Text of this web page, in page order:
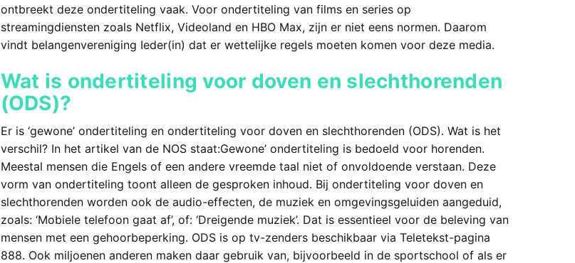
ontbreekt deze ondertiteling vaak. Voor ondertiteling van films en series op
streamingdiensten zoals Netflix, Videoland en HBO Max, zijn er niet eens normen. Daarom
vindt belangenvereniging Ieder(in) dat er wettelijke regels moeten komen voor deze media.
Wat is ondertiteling voor doven en slechthorenden
(ODS)?
Er is ‘gewone’ ondertiteling en ondertiteling voor doven en slechthorenden (ODS). Wat is het
verschil? In het artikel van de NOS staat:Gewone’ ondertiteling is bedoeld voor horenden.
Meestal mensen die Engels of een andere vreemde taal niet of onvoldoende verstaan. Deze
vorm van ondertiteling toont alleen de gesproken inhoud. Bij ondertiteling voor doven en
slechthorenden worden ook de audio-effecten, de muziek en omgevingsgeluiden aangeduid,
zoals: ‘Mobiele telefoon gaat af’, of: ‘Dreigende muziek’. Dat is essentieel voor de beleving van
mensen met een gehoorbeperking. ODS is op tv-zenders beschikbaar via Teletekst-pagina
888. Ook miljoenen anderen maken daar gebruik van, bijvoorbeeld in de sportschool of als er